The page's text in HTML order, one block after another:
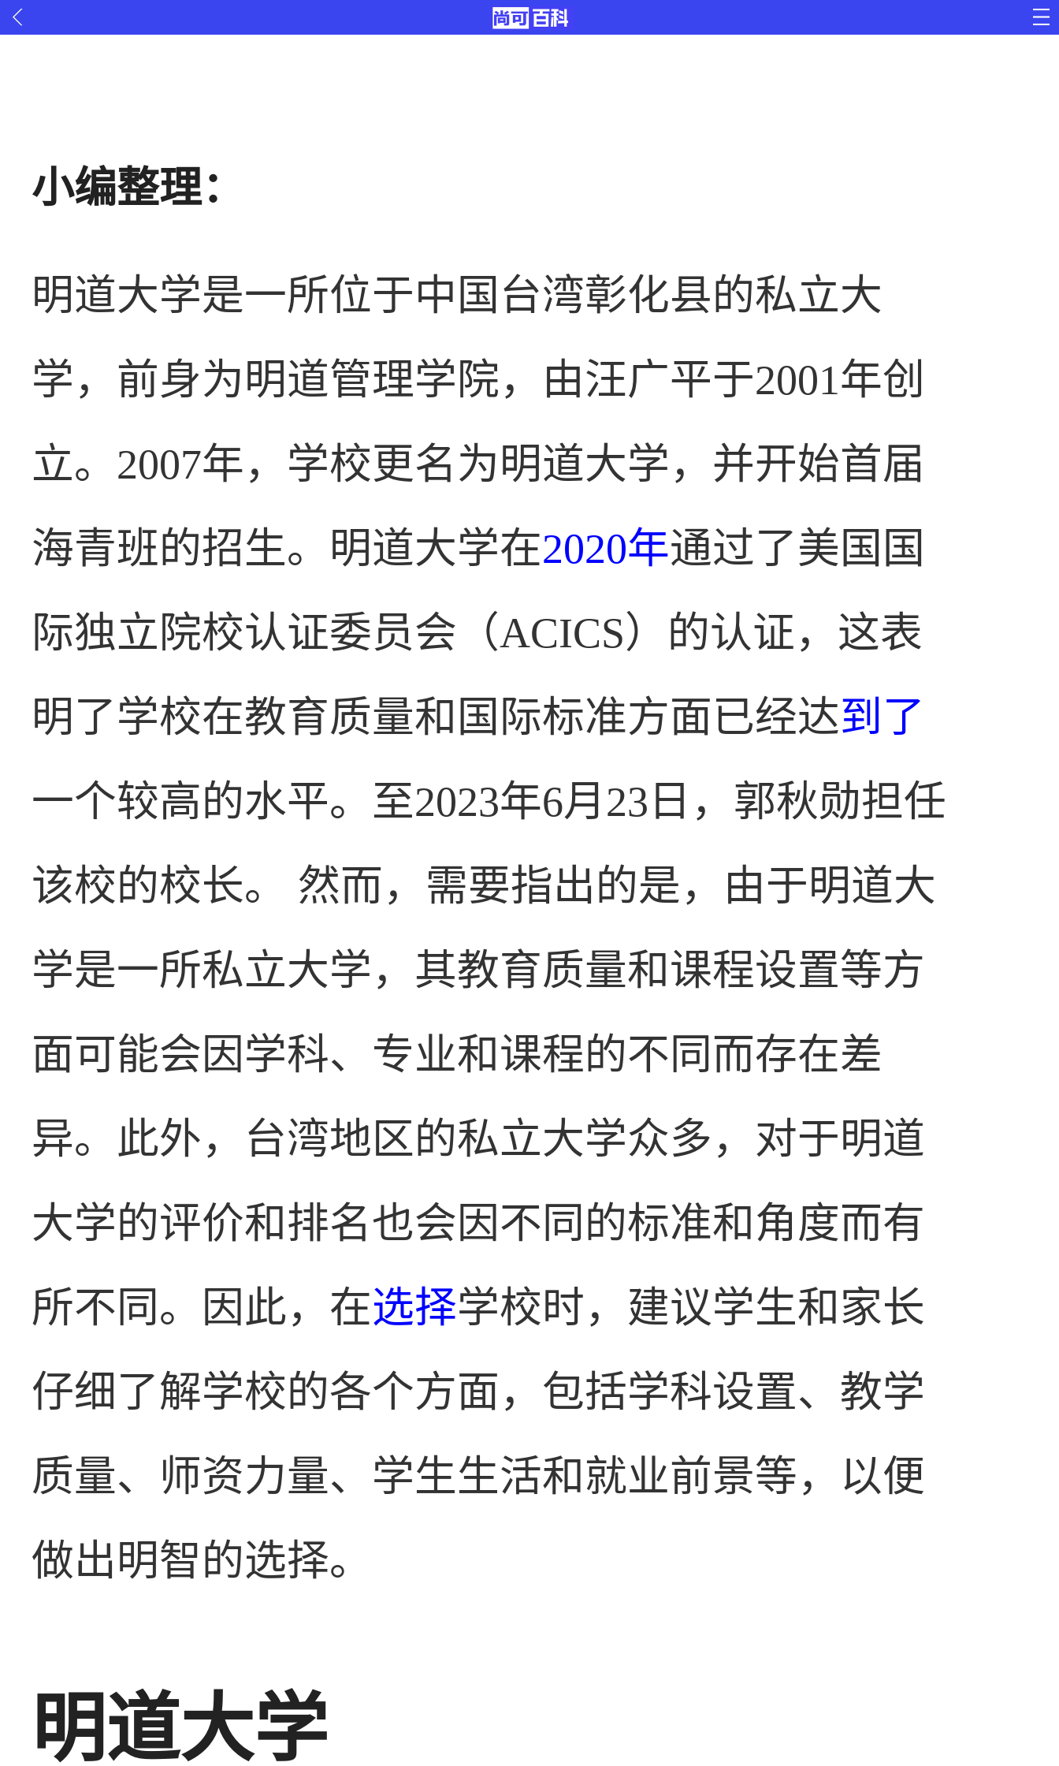
小编整理：
明道大学是一所位于中国台湾彰化县的私立大
学，前身为明道管理学院，由汪广平于2001年创
立。2007年，学校更名为明道大学，并开始首届
海青班的招生。明道大学在2020年通过了美国国
际独立院校认证委员会（ACICS）的认证，这表
明了学校在教育质量和国际标准方面已经达到了
一个较高的水平。至2023年6月23日，郭秋勋担任
该校的校长。 然而，需要指出的是，由于明道大
学是一所私立大学，其教育质量和课程设置等方
面可能会因学科、专业和课程的不同而存在差
异。此外，台湾地区的私立大学众多，对于明道
大学的评价和排名也会因不同的标准和角度而有
所不同。因此，在选择学校时，建议学生和家长
仔细了解学校的各个方面，包括学科设置、教学
质量、师资力量、学生生活和就业前景等，以便
做出明智的选择。
明道大学